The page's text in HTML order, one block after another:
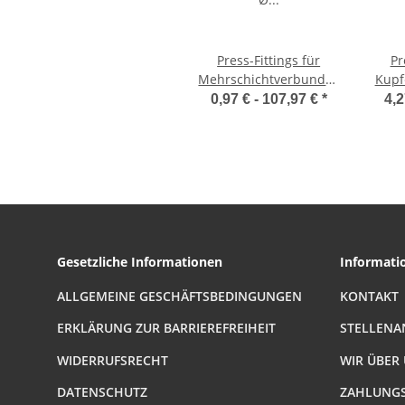
Press-Fittings für
Mehrschichtverbundrohr
Ø 20,0 x 2,0mm
0,97 € - 107,97 € *
aus
Gesetzliche Informationen
ALLGEMEINE GESCHÄFTSBEDINGUNGEN
ERKLÄRUNG ZUR BARRIEREFREIHEIT
WIDERRUFSRECHT
DATENSCHUTZ
KONTAKT
WIR ÜBER